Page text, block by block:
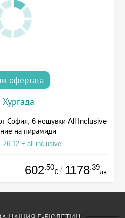
офертата
Хургада
София, 6 нощувки All Inclusive
на пирамиди
26.12 + all inclusive
602.50
€ / 1178.39
лв.